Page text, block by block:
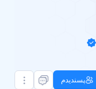
پسندیدم